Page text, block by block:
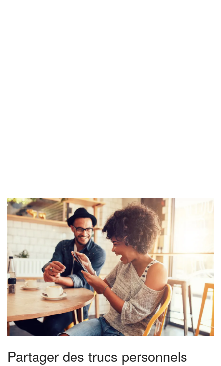
Partager des trucs personnels